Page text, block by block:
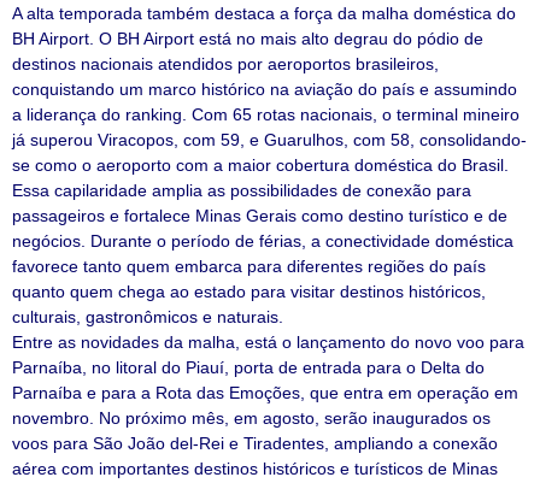
A alta temporada também destaca a força da malha doméstica do
BH Airport. O BH Airport está no mais alto degrau do pódio de
destinos nacionais atendidos por aeroportos brasileiros,
conquistando um marco histórico na aviação do país e assumindo
a liderança do ranking. Com 65 rotas nacionais, o terminal mineiro
já superou Viracopos, com 59, e Guarulhos, com 58, consolidando-
se como o aeroporto com a maior cobertura doméstica do Brasil.
Essa capilaridade amplia as possibilidades de conexão para
passageiros e fortalece Minas Gerais como destino turístico e de
negócios. Durante o período de férias, a conectividade doméstica
favorece tanto quem embarca para diferentes regiões do país
quanto quem chega ao estado para visitar destinos históricos,
culturais, gastronômicos e naturais.
Entre as novidades da malha, está o lançamento do novo voo para
Parnaíba, no litoral do Piauí, porta de entrada para o Delta do
Parnaíba e para a Rota das Emoções, que entra em operação em
novembro. No próximo mês, em agosto, serão inaugurados os
voos para São João del-Rei e Tiradentes, ampliando a conexão
aérea com importantes destinos históricos e turísticos de Minas